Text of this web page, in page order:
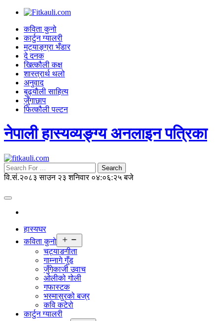
कविता कुनो
कार्टुन ग्यालरी
मट्याङ्ग्रा भँडार
दे दनक
खित्कौली कक्ष
शास्त्रार्थ थलो
अनुवाद
बुढ्याैली साहित्य
जुँगाछाप
फित्कौली पल्टन
नेपाली हास्यव्यङ्ग्य अनलाइन पत्रिका
Search
वि.सं.२०८३ साउन २३ शनिवार ०४:०६:२७ बजे
हास्यघर
कविता कुनो
menu
चट्याङगीता
गाम्नागे गुँड
जुँगेकाजी उवाच
ओलीको गोली
गफास्टक
भस्मासुरको बज्र
कवि कटेरो
कार्टुन ग्यालरी